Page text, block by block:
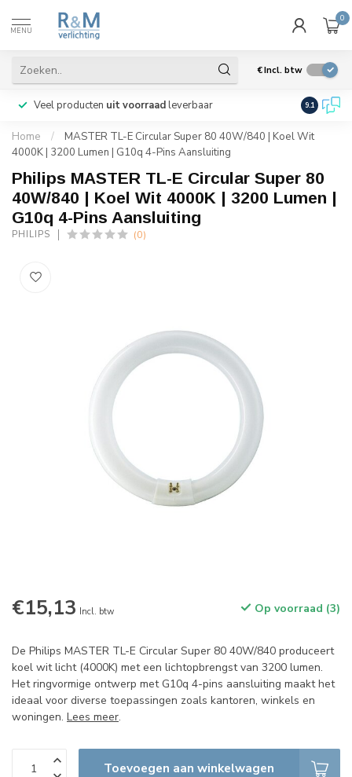
MENU
0
€Incl. btw
Veel producten uit voorraadleverbaar Wij
9.1
Home /
MASTER TL-E Circular Super 80 40W/840 | Koel Wit
4000K | 3200 Lumen | G10q 4-Pins Aansluiting
Philips MASTER TL-E Circular Super 80
40W/840 | Koel Wit 4000K | 3200 Lumen |
G10q 4-Pins Aansluiting
PHILIPS (0)
€15,13 Incl. btw Op voorraad (3)
De Philips MASTER TL-E Circular Super 80 40W/840 produceert
koel wit licht (4000K) met een lichtopbrengst van 3200 lumen.
Het ringvormige ontwerp met G10q 4-pins aansluiting maakt het
ideaal voor diverse toepassingen zoals kantoren, winkels en
woningen. Lees meer.
Toevoegen aan winkelwagen